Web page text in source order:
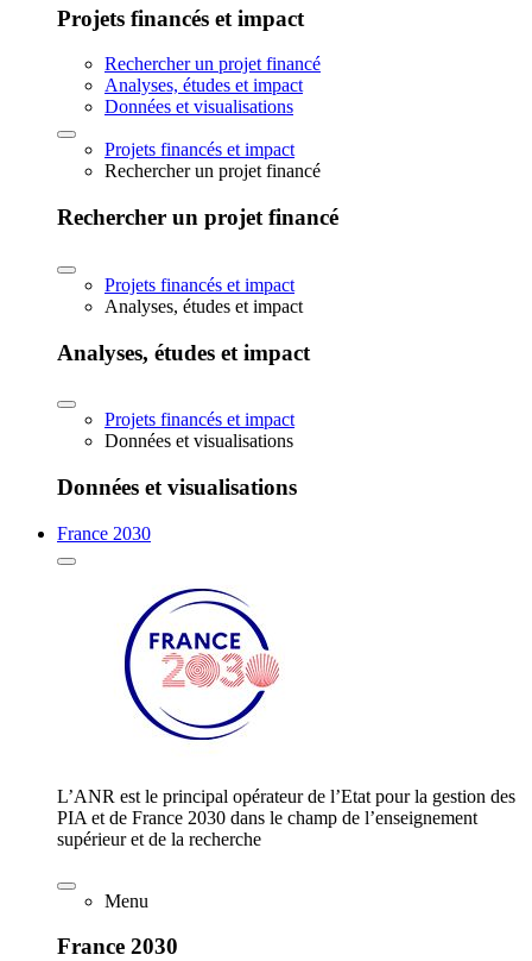
Projets financés et impact
Rechercher un projet financé
Analyses, études et impact
Données et visualisations
Projets financés et impact
Rechercher un projet financé
Rechercher un projet financé
Projets financés et impact
Analyses, études et impact
Analyses, études et impact
Projets financés et impact
Données et visualisations
Données et visualisations
France 2030
L’ANR est le principal opérateur de l’Etat pour la gestion des
PIA et de France 2030 dans le champ de l’enseignement
supérieur et de la recherche
Menu
France 2030